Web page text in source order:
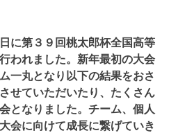
に第３９回桃太郎杯全国高等
われました。新年最初の大会
一丸となり以下の結果をおさ
せていただいたり、たくさん
となりました。チーム、個人
会に向けて成長に繋げていき